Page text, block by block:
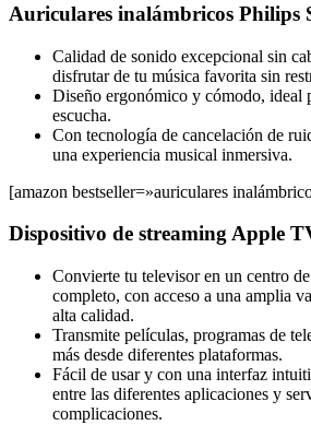
Auriculares inalámbricos Philips
Calidad de sonido excepcional sin
disfrutar de tu música favorita sin
Diseño ergonómico y cómodo, ideal
escucha.
Con tecnología de cancelación de
una experiencia musical inmersiva.
[amazon bestseller=»auriculares
Dispositivo de streaming Apple
Convierte tu televisor en un centro
completo, con acceso a una amplia
alta calidad.
Transmite películas, programas de
más desde diferentes plataformas.
Fácil de usar y con una interfaz
entre las diferentes aplicaciones y
complicaciones.